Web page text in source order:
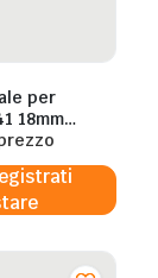
per
18mm